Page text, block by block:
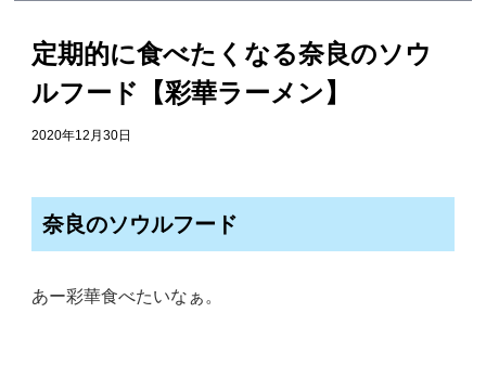
定期的に食べたくなる奈良のソウ
ルフード【彩華ラーメン】
2020年12月30日
奈良のソウルフード
あー彩華食べたいなぁ。